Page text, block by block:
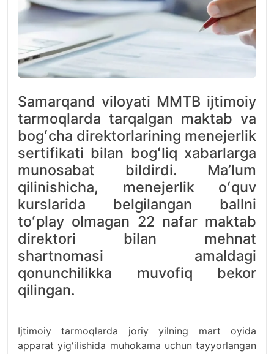
Samarqand viloyati MMTB ijtimoiy
tarmoqlarda tarqalgan maktab va
bogʻcha direktorlarining menejerlik
sertifikati bilan bogʻliq xabarlarga
munosabat bildirdi. Maʼlum
qilinishicha, menejerlik oʻquv
kurslarida belgilangan ballni
toʻplay olmagan 22 nafar maktab
direktori bilan mehnat
shartnomasi amaldagi
qonunchilikka muvofiq bekor
qilingan.
Ijtimoiy tarmoqlarda joriy yilning mart oyida
apparat yigʻilishida muhokama uchun tayyorlangan